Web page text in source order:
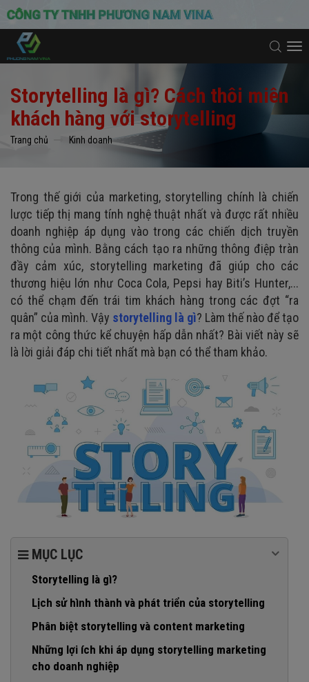
Storytelling là gì? Cách thôi miên
khách hàng với storytelling
Trang chủ Kinh doanh
Trong thế giới của marketing, storytelling chính là chiến
lược tiếp thị mang tính nghệ thuật nhất và được rất nhiều
doanh nghiệp áp dụng vào trong các chiến dịch truyền
thông của mình. Bằng cách tạo ra những thông điệp tràn
đầy cảm xúc, storytelling marketing đã giúp cho các
thương hiệu lớn như Coca Cola, Pepsi hay Biti’s Hunter,...
có thể chạm đến trái tim khách hàng trong các đợt “ra
quân” của mình. Vậy storytelling là gì? Làm thế nào để tạo
ra một công thức kể chuyện hấp dẫn nhất? Bài viết này sẽ
là lời giải đáp chi tiết nhất mà bạn có thể tham khảo.
MỤC LỤC
Storytelling là gì?
Lịch sử hình thành và phát triển của storytelling
Phân biệt storytelling và content marketing
Những lợi ích khi áp dụng storytelling marketing
cho doanh nghiệp